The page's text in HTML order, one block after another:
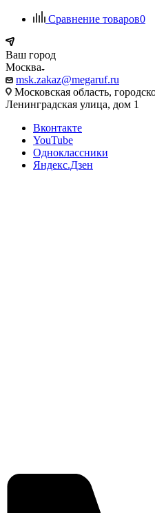
Сравнение товаров0
Ваш город
Москва
msk.zakaz@megaruf.ru
Московская область,
Ленинградская улица, дом 1
Вконтакте
YouTube
Одноклассники
Яндекс.Дзен